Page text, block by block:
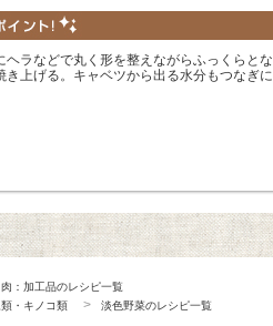
ヘラなどで丸く形を整えながらふっくらとな
き上げる。キャベツから出る水分もつなぎに
肉：加工品のレシピ一覧
・キノコ類 淡色野菜のレシピ一覧